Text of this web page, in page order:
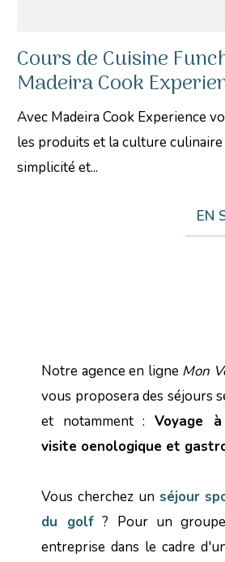
Cours de Cuisine
Madeira Cook
Avec Madeira Cook Experience
les produits et la culture culinaire
simplicité et...
EN
Notre agence en ligne Mon
vous proposera des séjours
et notamment : Voyage
visite oenologique et
Vous cherchez un séjour
du golf? Pour un
entreprise dans le cadre